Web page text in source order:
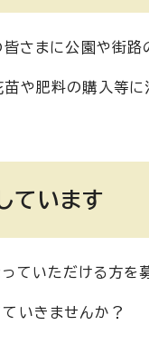
皆さまに公園や街
や肥料の購入等
ています
ていただける方を
いきませんか？